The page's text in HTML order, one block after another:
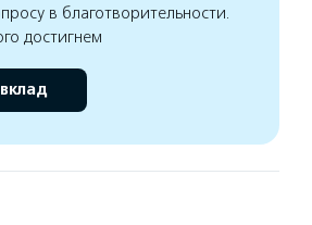
в благотворительности.
достигнем